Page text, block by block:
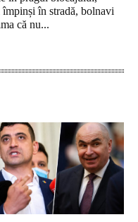
împinși în stradă, bolnavi
că nu...